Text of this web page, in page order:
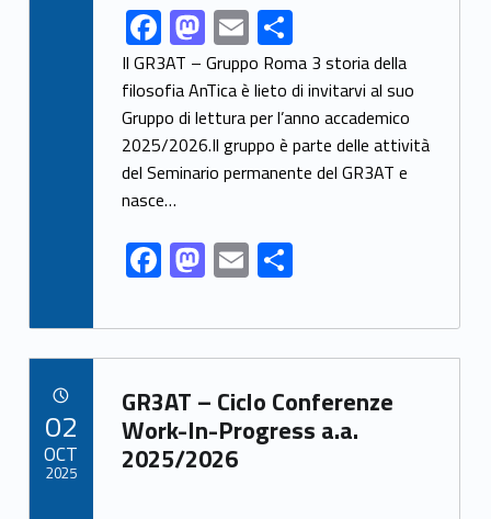
Link identifier share facebook archive #share-link-archive-56543F
ac
e
b
o
o
k
M
as
to
d
o
E
m
ai
l
S
h
ar
e
Il GR3AT – Gruppo Roma 3 storia della
filosofia AnTica è lieto di invitarvi al suo
Gruppo di lettura per l’anno accademico
2025/2026.Il gruppo è parte delle attività
del Seminario permanente del GR3AT e
nasce…
F
ac
e
b
o
o
k
M
as
to
d
o
n
E
m
ai
l
S
ar
e
Link identifier archive #link-archive-96251
GR3AT – Ciclo Conferenze
Work-In-Progress a.a.
2025/2026
02
OCT
2025